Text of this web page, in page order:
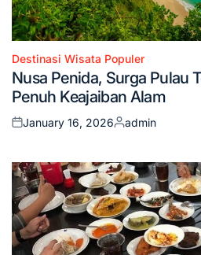
Posted
in
Destinasi Wisata Populer
Nusa Penida, Surga Pulau
Penuh Keajaiban Alam
Posted
January 16, 2026
Posted
admin